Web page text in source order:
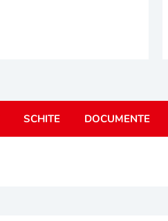
SCHITE DOCUMENTE